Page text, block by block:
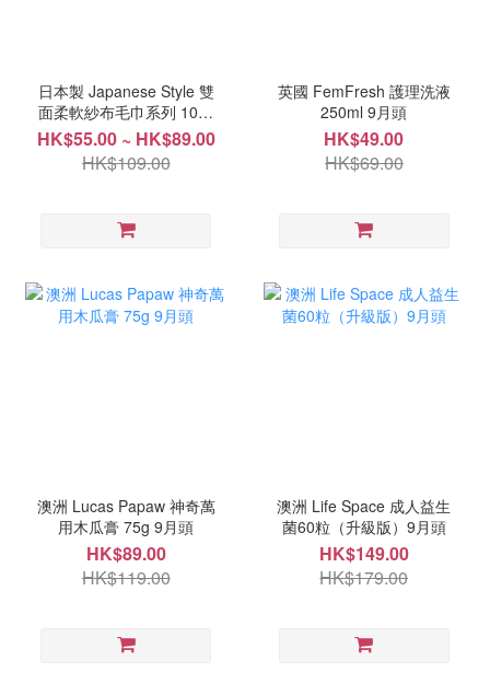
日本製 Japanese Style 雙
面柔軟紗布毛巾系列 10月
HK$55.00 ~ HK$89.00
HK$109.00
英國 FemFresh 護理洗液
250ml 9月頭
HK$49.00
HK$69.00
澳洲 Lucas Papaw 神奇萬
用木瓜膏 75g 9月頭
HK$89.00
HK$119.00
澳洲 Life Space 成人益生
菌60粒（升級版）9月頭
HK$149.00
HK$179.00